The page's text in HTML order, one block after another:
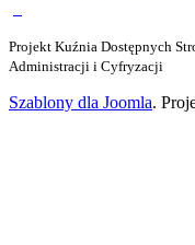
Projekt Kuźnia Dostępnych
Administracji i Cyfryzacji
Szablony dla Joomla.